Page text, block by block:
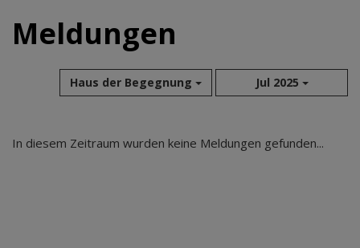
Meldungen
Haus der Begegnung Jul 2025
Aug 2026
In diesem Zeitraum wurden keine Meldungen gefunden...